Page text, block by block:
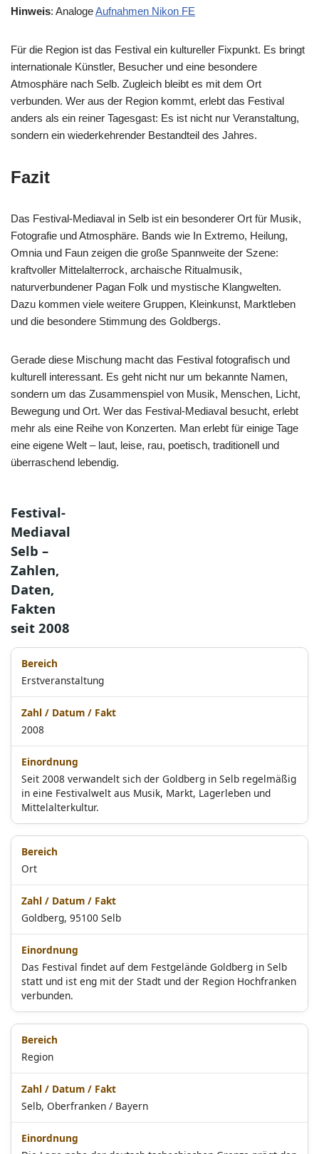
Hinweis: AnalogeAufnahmen Nikon FE
Für die Region ist das Festival ein kultureller Fixpunkt. Es bringt
internationale Künstler, Besucher und eine besondere
Atmosphäre nach Selb. Zugleich bleibt es mit dem Ort
verbunden. Wer aus der Region kommt, erlebt das Festival
anders als ein reiner Tagesgast: Es ist nicht nur Veranstaltung,
sondern ein wiederkehrender Bestandteil des Jahres.
Fazit
Das Festival-Mediaval in Selb ist ein besonderer Ort für Musik,
Fotografie und Atmosphäre. Bands wie In Extremo, Heilung,
Omnia und Faun zeigen die große Spannweite der Szene:
kraftvoller Mittelalterrock, archaische Ritualmusik,
naturverbundener Pagan Folk und mystische Klangwelten.
Dazu kommen viele weitere Gruppen, Kleinkunst, Marktleben
und die besondere Stimmung des Goldbergs.
Gerade diese Mischung macht das Festival fotografisch und
kulturell interessant. Es geht nicht nur um bekannte Namen,
sondern um das Zusammenspiel von Musik, Menschen, Licht,
Bewegung und Ort. Wer das Festival-Mediaval besucht, erlebt
mehr als eine Reihe von Konzerten. Man erlebt für einige Tage
eine eigene Welt – laut, leise, rau, poetisch, traditionell und
überraschend lebendig.
Festival-
Mediaval
Selb –
Zahlen,
Daten,
Fakten
seit 2008
Erstveranstaltung
2008
Seit 2008 verwandelt sich der Goldberg in Selb regelmäßig
in eine Festivalwelt aus Musik, Markt, Lagerleben und
Mittelalterkultur.
Ort
Goldberg, 95100 Selb
Das Festival findet auf dem Festgelände Goldberg in Selb
statt und ist eng mit der Stadt und der Region Hochfranken
verbunden.
Region
Selb, Oberfranken / Bayern